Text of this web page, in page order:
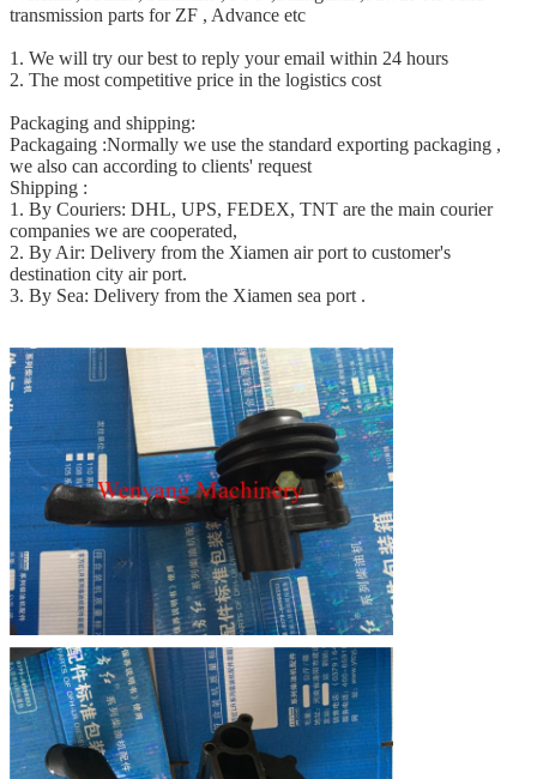
transmission parts for ZF , Advance etc
1. We will try our best to reply your email within 24 hours
2. The most competitive price in the logistics cost
Packaging and shipping:
Packagaing :Normally we use the standard exporting packaging ,
we also can according to clients' request
Shipping :
1. By Couriers: DHL, UPS, FEDEX, TNT are the main courier
companies we are cooperated,
2. By Air: Delivery from the Xiamen air port to customer's
destination city air port.
3. By Sea: Delivery from the Xiamen sea port .